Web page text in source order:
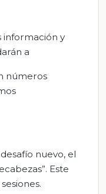
información y
a
números
nuevo, el
Este